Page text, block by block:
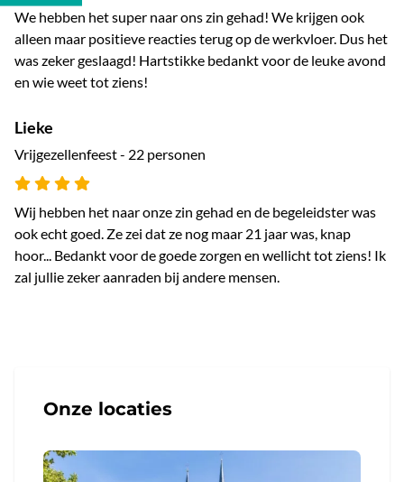
We hebben het super naar ons zin gehad! We krijgen ook
alleen maar positieve reacties terug op de werkvloer. Dus het
was zeker geslaagd! Hartstikke bedankt voor de leuke avond
en wie weet tot ziens!
Lieke
Vrijgezellenfeest - 22 personen
Wij hebben het naar onze zin gehad en de begeleidster was
ook echt goed. Ze zei dat ze nog maar 21 jaar was, knap
hoor... Bedankt voor de goede zorgen en wellicht tot ziens! Ik
zal jullie zeker aanraden bij andere mensen.
Onze locaties